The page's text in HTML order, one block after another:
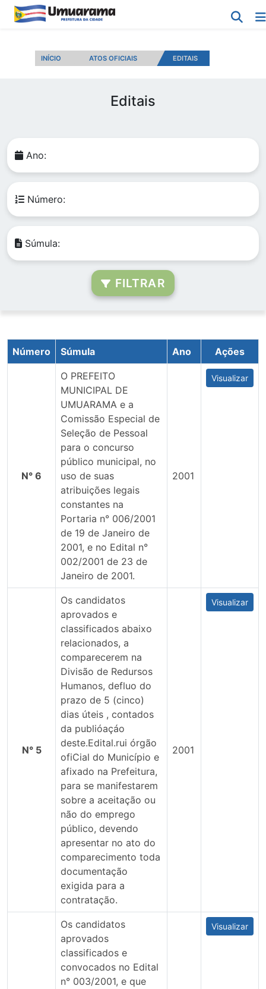
INÍCIO ATOS OFICIAIS EDITAIS
Editais
Ano:
Número:
Súmula:
FILTRAR
Número Súmula Ano Ações
N° 6
O PREFEITO
MUNICIPAL DE
UMUARAMA e a
Comissão Especial de
Seleção de Pessoal
para o concurso
público municipal, no
uso de suas
atribuições legais
constantes na
Portaria n° 006/2001
de 19 de Janeiro de
2001, e no Edital n°
002/2001 de 23 de
Janeiro de 2001.
2001
Visualizar
N° 5
Os candidatos
aprovados e
classificados abaixo
relacionados, a
comparecerem na
Divisão de Redursos
Humanos, defluo do
prazo de 5 (cinco)
dias úteis , contados
da publióaçáo
deste.Edital.rui órgão
ofiCial do Município e
afixado na Prefeitura,
para se manifestarem
sobre a aceitação ou
não do emprego
público, devendo
apresentar no ato do
comparecimento toda
documentação
exigida para a
contratação.
2001
Visualizar
Os candidatos
aprovados
classificados e
convocados no Edital
n° 003/2001, e que
Visualizar